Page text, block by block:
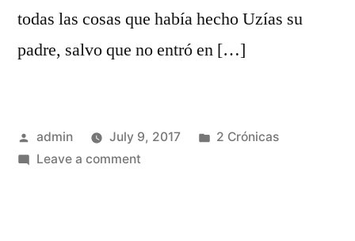
todas las cosas que había hecho Uzías su
padre, salvo que no entró en […]
Posted
by
admin July 9, 2017
Posted
2 Crónicas
Leave a commenton